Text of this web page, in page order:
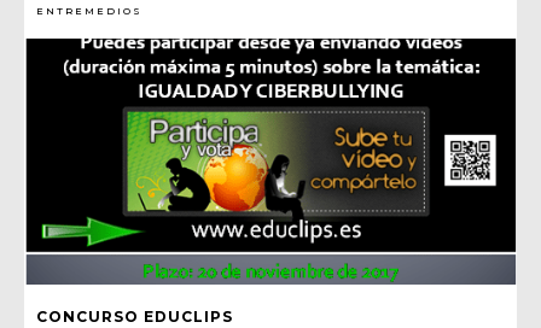
ENTREMEDIOS
CONCURSO EDUCLIPS